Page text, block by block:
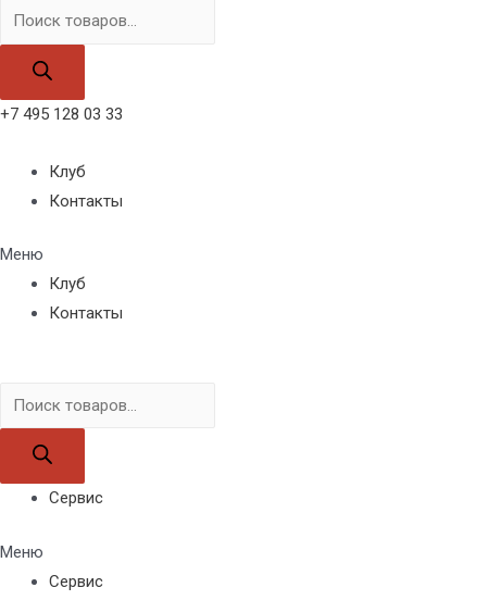
Поиск
товаров
+7 495 128 03 33
Клуб
Контакты
Меню
Клуб
Контакты
Поиск
товаров
Сервис
Меню
Сервис